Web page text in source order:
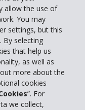
allow the use of
You may
settings, but this
By selecting
that help us
as well as
more about the
cookies
”. For
we collect,